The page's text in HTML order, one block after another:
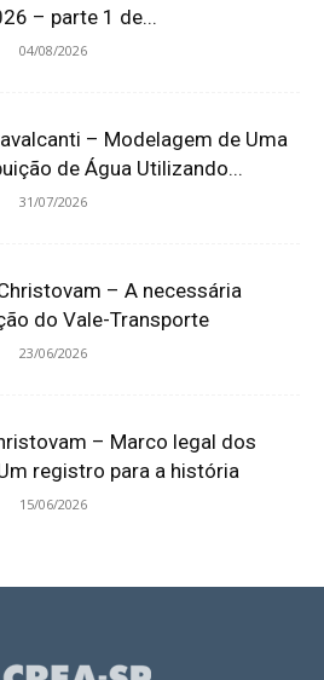
– parte 1 de...
04/08/2026
– Modelagem de Uma
de Água Utilizando...
31/07/2026
– A necessária
do Vale-Transporte
23/06/2026
– Marco legal dos
registro para a história
15/06/2026